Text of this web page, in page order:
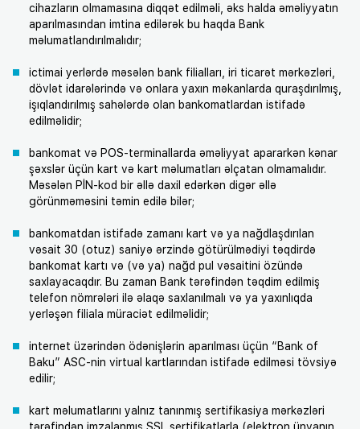
cihazların olmamasına diqqət edilməli, əks halda əməliyyatın
aparılmasından imtina edilərək bu haqda Bank
məlumatlandırılmalıdır;
ictimai yerlərdə məsələn bank filialları, iri ticarət mərkəzləri,
dövlət idarələrində və onlara yaxın məkanlarda quraşdırılmış,
işıqlandırılmış sahələrdə olan bankomatlardan istifadə
edilməlidir;
bankomat və POS-terminallarda əməliyyat apararkən kənar
şəxslər üçün kart və kart məlumatları əlçatan olmamalıdır.
Məsələn PİN-kod bir əllə daxil edərkən digər əllə
görünməməsini təmin edilə bilər;
bankomatdan istifadə zamanı kart və ya nağdlaşdırılan
vəsait 30 (otuz) saniyə ərzində götürülmədiyi təqdirdə
bankomat kartı və (və ya) nağd pul vəsaitini özündə
saxlayacaqdır. Bu zaman Bank tərəfindən təqdim edilmiş
telefon nömrələri ilə əlaqə saxlanılmalı və ya yaxınlıqda
yerləşən filiala müraciət edilməlidir;
internet üzərindən ödənişlərin aparılması üçün “Bank of
Baku” ASC-nin virtual kartlarından istifadə edilməsi tövsiyə
edilir;
kart məlumatlarını yalnız tanınmış sertifikasiya mərkəzləri